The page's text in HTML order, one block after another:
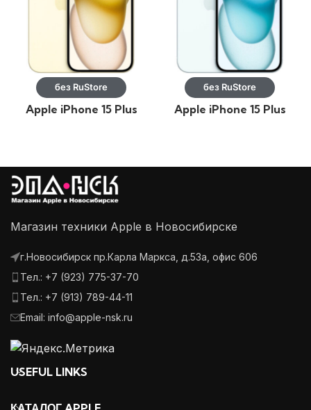
без RuStore
Apple iPhone 15 Plus
без RuStore
Apple iPhone 15 Plus
Магазин техники Apple в Новосибирске
г.Новосибирск пр.Карла Маркса, д.53а, офис 606
Тел.: +7 (923) 775-37-70
Тел.: +7 (913) 789-44-11
Email: info@apple-nsk.ru
USEFUL LINKS